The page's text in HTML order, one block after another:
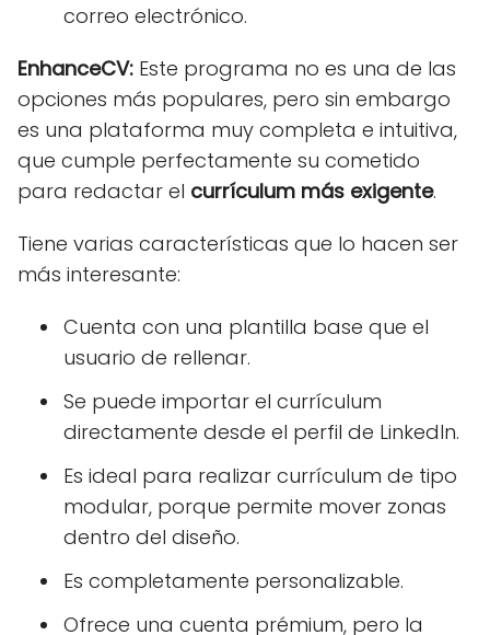
correo electrónico.
EnhanceCV: Este programa no es una de las
opciones más populares, pero sin embargo
es una plataforma muy completa e intuitiva,
que cumple perfectamente su cometido
para redactar el currículum más exigente.
Tiene varias características que lo hacen ser
más interesante:
Cuenta con una plantilla base que el
usuario de rellenar.
Se puede importar el currículum
directamente desde el perfil de LinkedIn.
Es ideal para realizar currículum de tipo
modular, porque permite mover zonas
dentro del diseño.
Es completamente personalizable.
Ofrece una cuenta prémium, pero la